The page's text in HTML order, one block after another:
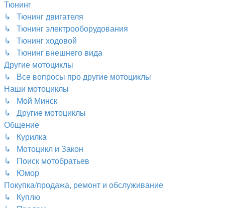
Тюнинг
↳ Тюнинг двигателя
↳ Тюнинг электрооборудования
↳ Тюнинг ходовой
↳ Тюнинг внешнего вида
Другие мотоциклы
↳ Все вопросы про другие мотоциклы
Наши мотоциклы
↳ Мой Минск
↳ Другие мотоциклы
Общение
↳ Курилка
↳ Мотоцикл и Закон
↳ Поиск мотобратьев
↳ Юмор
Покупка/продажа, ремонт и обслуживание
↳ Куплю